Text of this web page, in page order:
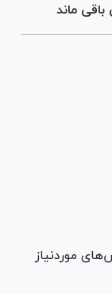
ماند
موردنیاز